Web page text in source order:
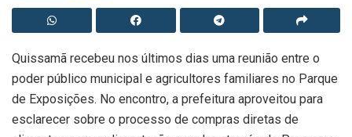
Quissamã recebeu nos últimos dias uma reunião entre o
poder público municipal e agricultores familiares no Parque
de Exposições. No encontro, a prefeitura aproveitou para
esclarecer sobre o processo de compras diretas de